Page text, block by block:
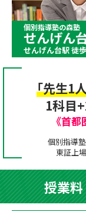
高校生の個
森塾を知る
森塾を知る
森塾の想い
成績アップ
森塾の授業料
子と親のお悩
入塾について
入塾につい
塾の選び方
入塾までの流
無料体験授業
よくあるご質問
個別指導塾の森塾
せんげん
せんげん台駅 徒
「先生1
1科目
《首
個別指導
東証上
授業料